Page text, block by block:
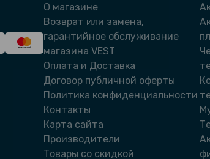
О магазине
Возврат или замена,
гарантийное обслуживание
магазина VEST
Оплата и Доставка
Договор публичной оферты
Политика конфиденциальности
Контакты
Карта сайта
Производители
Товары со скидкой